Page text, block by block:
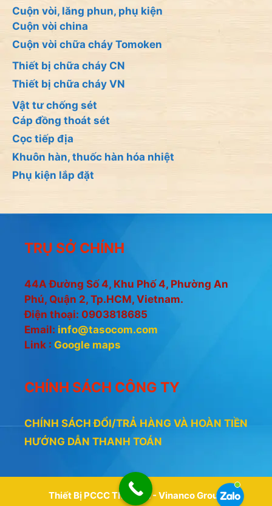
Cuộn vòi, lăng phun, phụ kiện
Cuộn vòi china
Cuộn vòi chữa cháy Tomoken
Thiết bị chữa cháy CN
Thiết bị chữa cháy VN
Vật tư chống sét
Cáp đồng thoát sét
Cọc tiếp địa
Khuôn hàn, thuốc hàn hóa nhiệt
Phụ kiện lắp đặt
TRỤ SỞ CHÍNH
44A Đường Số 4, Khu Phố 4, Phường An
Phú, Quận 2, Tp.HCM, Vietnam.
Điện thoại: 0903818685
Email: info@tasocom.com
Link : Google maps
CHÍNH SÁCH CÔNG TY
CHÍNH SÁCH ĐỔI/TRẢ HÀNG VÀ HOÀN TIỀN
HƯỚNG DẪN THANH TOÁN
Thiết Bị PCCC Thiên An - Vinanco Group